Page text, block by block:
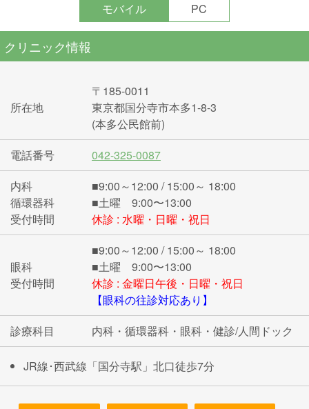
休診
GW休診のお知らせ【4月29日(水)～5月6日(水)】
モバイル PC
クリニック情報
所在地
〒185-0011
東京都国分寺市本多1-8-3
(本多公民館前)
電話番号
042-325-0087
内科
循環器科
受付時間
■9:00～12:00 / 15:00～ 18:00
■土曜 9:00〜13:00
休診 : 水曜・日曜・祝日
眼科
受付時間
■9:00～12:00 / 15:00～ 18:00
■土曜 9:00〜13:00
休診 : 金曜日午後・日曜・祝日
【眼科の往診対応あり】
診療科目
内科・循環器科・眼科・健診/人間ドック
JR線･西武線「国分寺駅」北口徒歩7分